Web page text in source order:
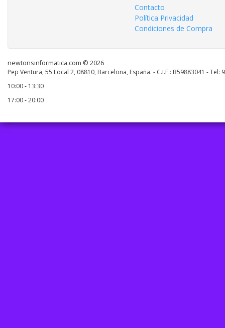
Contacto
Política Privacidad
Condiciones de Compra
newtonsinformatica.com © 2026
Pep Ventura, 55 Local 2, 08810, Barcelona, España. - C.I.F.: B59883041 - Tel:
10:00 - 13:30
17:00 - 20:00